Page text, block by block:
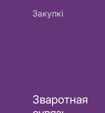
Закупкі
Зваротная